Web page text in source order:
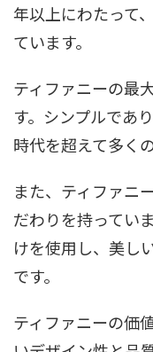
年以上にわたって
ています。
ティファニーの最
す。シンプルであ
時代を超えて多く
また、ティファニ
だわりを持ってい
けを使用し、美し
です。
ティファニーの価